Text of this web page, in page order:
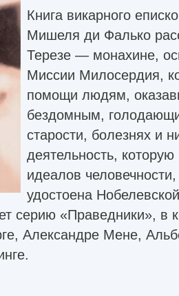
Книга викарного
Мишеля ди Фалько
Терезе — монахине,
Миссии Милосердия,
помощи людям,
бездомным,
старости, болезнях и
деятельность,
идеалов
удостоена
серию «Праведники», в
Александре Мене,